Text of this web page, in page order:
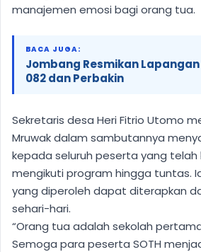
manajemen emosi bagi orang tua.
BACA JUGA:
Jombang Resmikan
082 dan Perbakin
Sekretaris desa Heri Fitrio Utomo
Mruwak dalam sambutannya
kepada seluruh peserta yang
mengikuti program hingga tuntas.
yang diperoleh dapat diterapkan
sehari-hari.
“Orang tua adalah sekolah
Semoga para peserta SOTH